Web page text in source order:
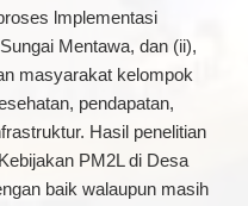
lmplementasi
Mentawa, dan (ii),
masyarakat kelompok
pendapatan,
Hasil penelitian
PM2L di Desa
baik walaupun masih